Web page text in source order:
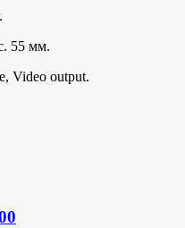
55 мм.
Vidео оutрut.